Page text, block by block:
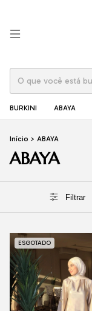
BURKINI ABAYA
Início > ABAYA
ABAYA
Filtrar
ESGOTADO